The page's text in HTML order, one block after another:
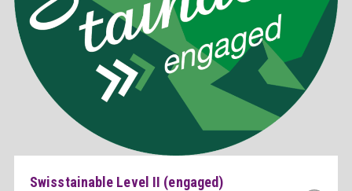
Swisstainable Level II (engaged)